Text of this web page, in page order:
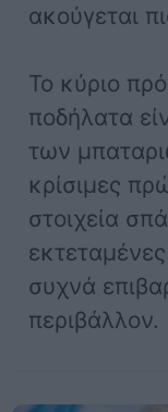
ακούγεται
Το κύριο
ποδήλατα
των
κρίσιμες
στοιχεία
συχνά
περιβάλλον.